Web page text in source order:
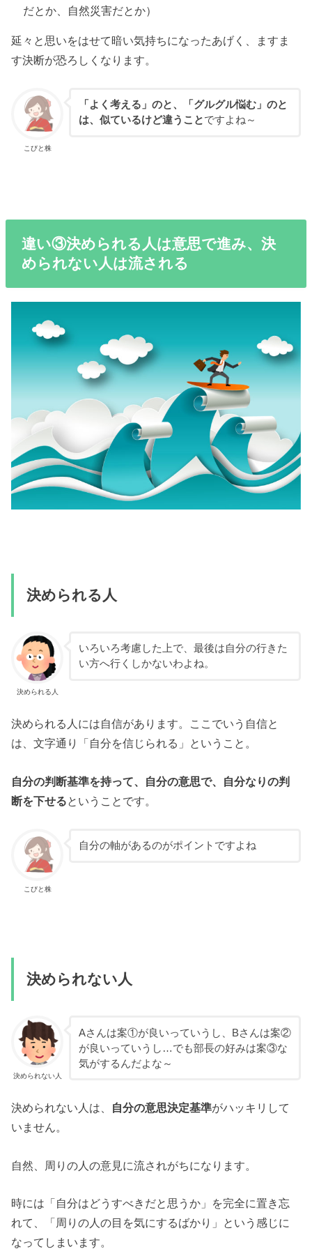
だとか、自然災害だとか）
延々と思いをはせて暗い気持ちになったあげく、ますま
す決断が恐ろしくなります。
こびと株
「よく考える」のと、「グルグル悩む」のと
は、似ているけど違うことですよね～
違い③決められる人は意思で進み、決
められない人は流される
決められる人
決められる人
いろいろ考慮した上で、最後は自分の行きた
い方へ行くしかないわよね。
決められる人には自信があります。ここでいう自信と
は、文字通り「自分を信じられる」ということ。
自分の判断基準を持って、自分の意思で、自分なりの判
断を下せるということです。
こびと株
自分の軸があるのがポイントですよね
決められない人
決められない人
Aさんは案①が良いっていうし、Bさんは案②
が良いっていうし…でも部長の好みは案③な
気がするんだよな～
決められない人は、 自分の意思決定基準がハッキリして
いません。
自然、周りの人の意見に流されがちになります。
時には「自分はどうすべきだと思うか」を完全に置き忘
れて、「周りの人の目を気にするばかり」という感じに
なってしまいます。